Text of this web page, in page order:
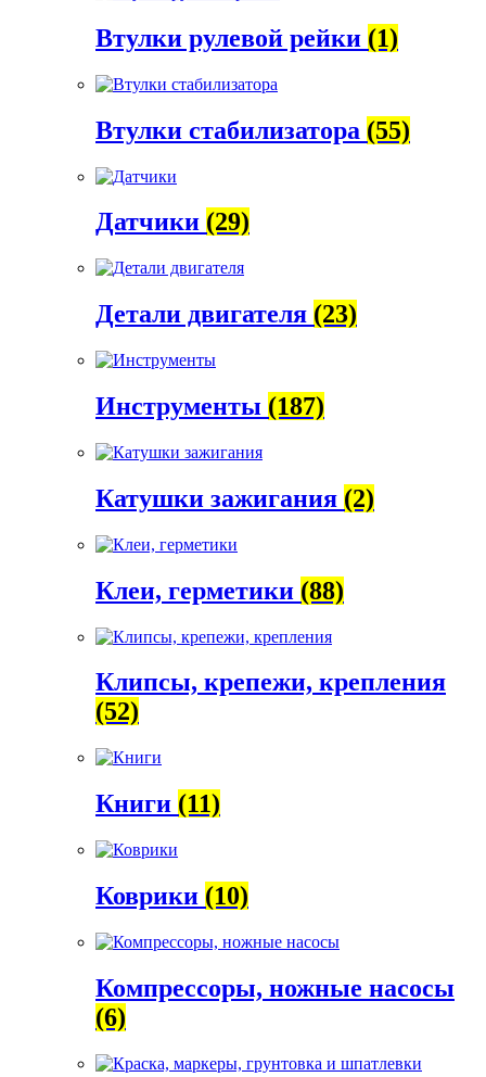
Втулки рулевой рейки (1)
Втулки стабилизатора (55)
Датчики (29)
Детали двигателя (23)
Инструменты (187)
Катушки зажигания (2)
Клеи, герметики (88)
Клипсы, крепежи, крепления
(52)
Книги (11)
Коврики (10)
Компрессоры, ножные насосы
(6)